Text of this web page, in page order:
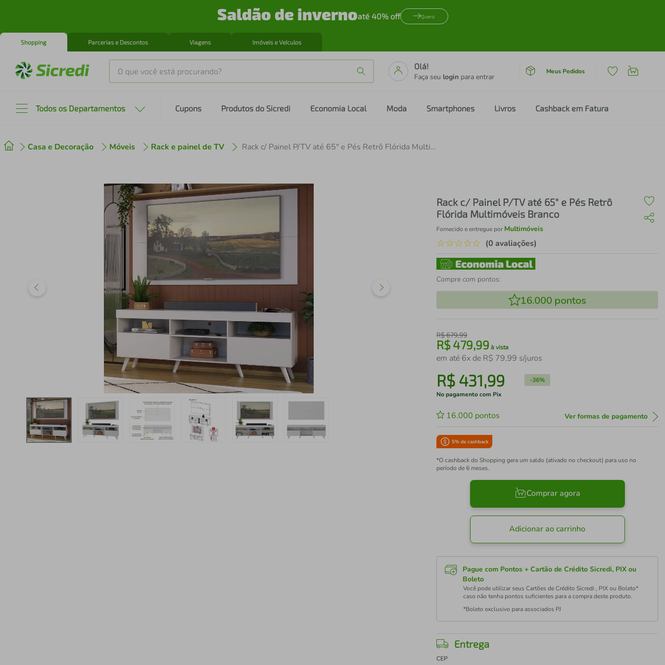
Saldão de invernoaté 40% off Quero
Shopping Parcerias e Descontos Viagens Imóveis e Veículos
O que você está procurando?
Olá!
Faça seu login para entrar
Meus Pedidos
Todos os Departamentos Cupons Produtos do Sicredi Economia Local Moda Smartphones Livros Cashback em Fatura
Casa e Decoração Móveis Rack e painel de TV Rack c/ Painel P/TV até 65" e Pés Retrô Flórida Multimóveis Branco
Rack c/ Painel P/TV até 65" e Pés Retrô
Flórida Multimóveis Branco
Fornecido e entregue por Multimóveis
☆☆☆☆☆ (0 avaliações)
Compre com pontos:
16.000 pontos
R$679,99
R$479,99 à vista
em até 6x de R$ 79,99 s/juros
R$ 431,99 -36%
No pagamento com Pix
16.000 pontos Ver formas de pagamento
5% de cashback
*O cashback do Shopping gera um saldo (ativado no checkout) para uso no
período de 6 meses.
Comprar agora
Adicionar ao carrinho
Pague com Pontos + Cartão de Crédito Sicredi, PIX ou
Boleto
Você pode utilizar seus Cartões de Crédito Sicredi , PIX ou Boleto*
caso não tenha pontos suficientes para a compra deste produto.
*Boleto exclusivo para associados PJ
Entrega
CEP
º cafeteira
air fryer
iphone